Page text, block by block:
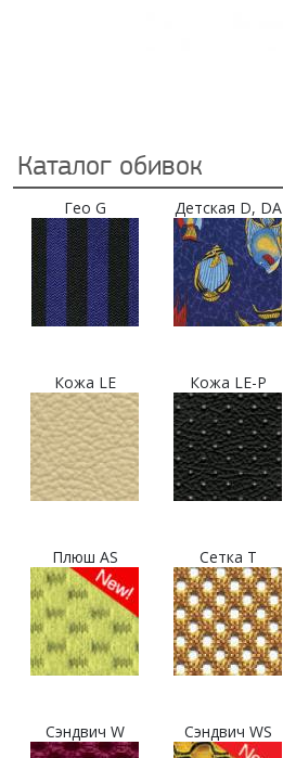
Каталог обивок
Гео G Детская D, DA
Кожа LE Кожа LE-P
Плюш AS Сетка T
Сэндвич W Сэндвич WS